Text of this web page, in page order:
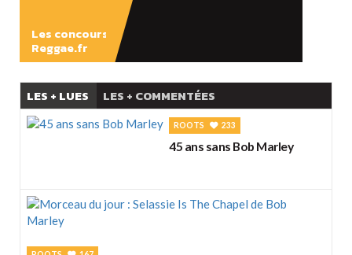
Les concours
Reggae.fr
LES + LUES LES + COMMENTÉES
ROOTS 233
45 ans sans Bob Marley